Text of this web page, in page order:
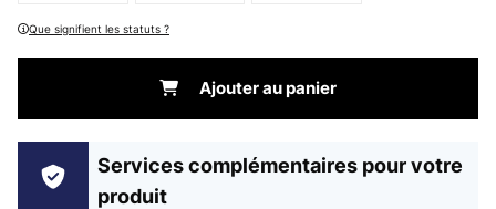
Que signifient les statuts ?
Ajouter au panier
Services complémentaires pour votre
produit